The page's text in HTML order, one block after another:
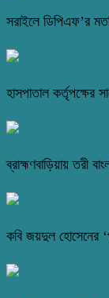
সরাইলে ডিপিএফ’র
হাসপাতাল কর্তৃপক্ষের
ব্রাহ্মণবাড়িয়ায় তরী
কবি জয়দুল হোসেনের